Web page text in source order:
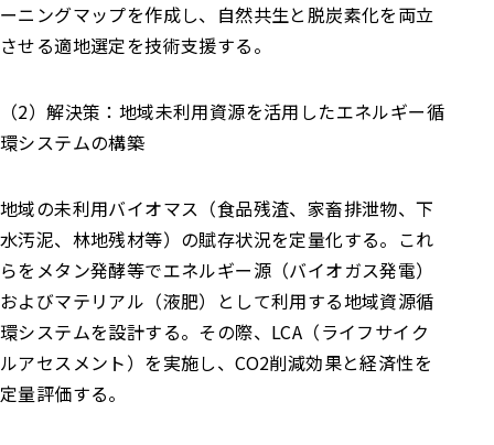
ーニングマップを作成し、自然共生と脱炭素化を両立
させる適地選定を技術支援する。
（2）解決策：地域未利用資源を活用したエネルギー循
環システムの構築
地域の未利用バイオマス（食品残渣、家畜排泄物、下
水汚泥、林地残材等）の賦存状況を定量化する。これ
らをメタン発酵等でエネルギー源（バイオガス発電）
およびマテリアル（液肥）として利用する地域資源循
環システムを設計する。その際、LCA（ライフサイク
ルアセスメント）を実施し、CO2削減効果と経済性を
定量評価する。